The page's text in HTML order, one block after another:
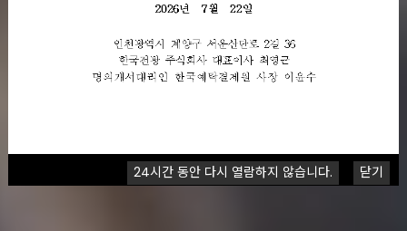
24시간 동안 다시 열람하지 않습니다. 닫기